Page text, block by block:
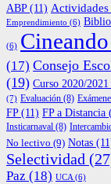
ABP(11) Actividades
Emprendimiento (6)
(6) Cineando
(17) Consejo
(19) Curso 2020/2021
(7) Evaluación (8)
FP(11) FP a Distancia
Insticarnaval (8)
No lectivo (9) Notas
Selectividad
Paz (18) UCA (6)